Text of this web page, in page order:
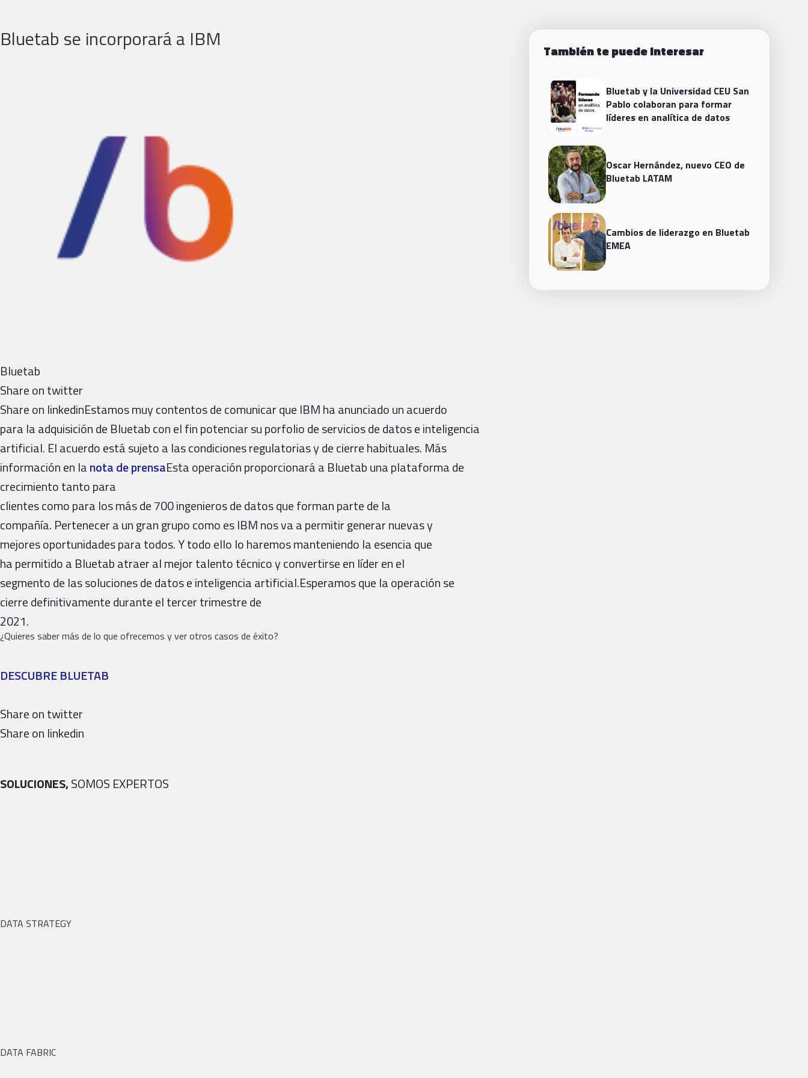
Bluetab se incorporará a IBM
Bluetab
Share on twitter
Share on linkedinEstamos muy contentos de comunicar que IBM ha anunciado un acuerdo
para la adquisición de Bluetab con el fin potenciar su porfolio de servicios de datos e inteligencia
artificial. El acuerdo está sujeto a las condiciones regulatorias y de cierre habituales. Más
información en lanota de prensaEsta operación proporcionará a Bluetab una plataforma de
crecimiento tanto para
clientes como para los más de 700 ingenieros de datos que forman parte de la
compañía. Pertenecer a un gran grupo como es IBM nos va a permitir generar nuevas y
mejores oportunidades para todos. Y todo ello lo haremos manteniendo la esencia que
ha permitido a Bluetab atraer al mejor talento técnico y convertirse en líder en el
segmento de las soluciones de datos e inteligencia artificial.Esperamos que la operación se
cierre definitivamente durante el tercer trimestre de
2021.
¿Quieres saber más de lo que ofrecemos y ver otros casos de éxito?
DESCUBRE BLUETAB
Share on twitter
Share on linkedin
SOLUCIONES,SOMOS EXPERTOS
DATA STRATEGY
DATA FABRIC
También te puede interesar
Bluetab y la Universidad CEU San
Pablo colaboran para formar
líderes en analítica de datos
Oscar Hernández, nuevo CEO de
Bluetab LATAM
Cambios de liderazgo en Bluetab
EMEA